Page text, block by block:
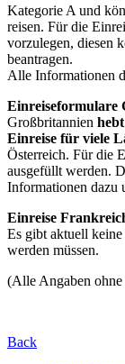
Kategorie A und
reisen. Für die
vorzulegen, diesen
beantragen.
Alle Informationen
Einreiseformulare
Großbritannien
Einreise für viele
Österreich. Für die
ausgefüllt werden.
Informationen dazu
Einreise
Es gibt aktuell
werden müssen.
(Alle Angaben
Back